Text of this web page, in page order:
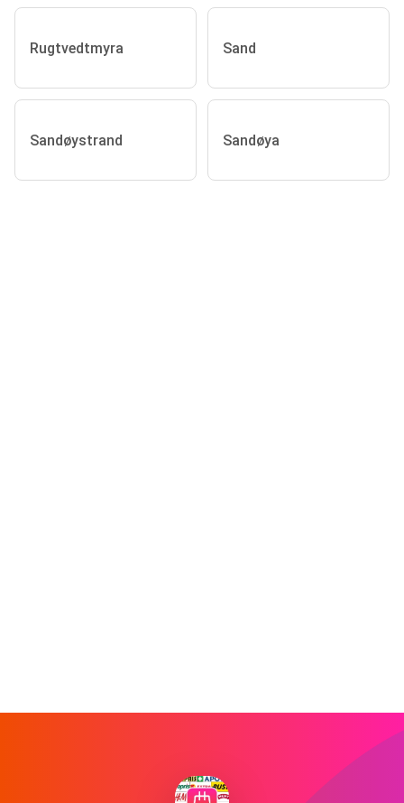
Rugtvedtmyra Sand
Sandøystrand Sandøya